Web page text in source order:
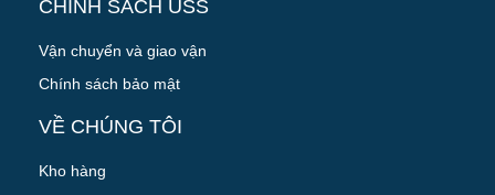
CHÍNH SÁCH USS
Vận chuyển và giao vận
Chính sách bảo mật
VỀ CHÚNG TÔI
Kho hàng